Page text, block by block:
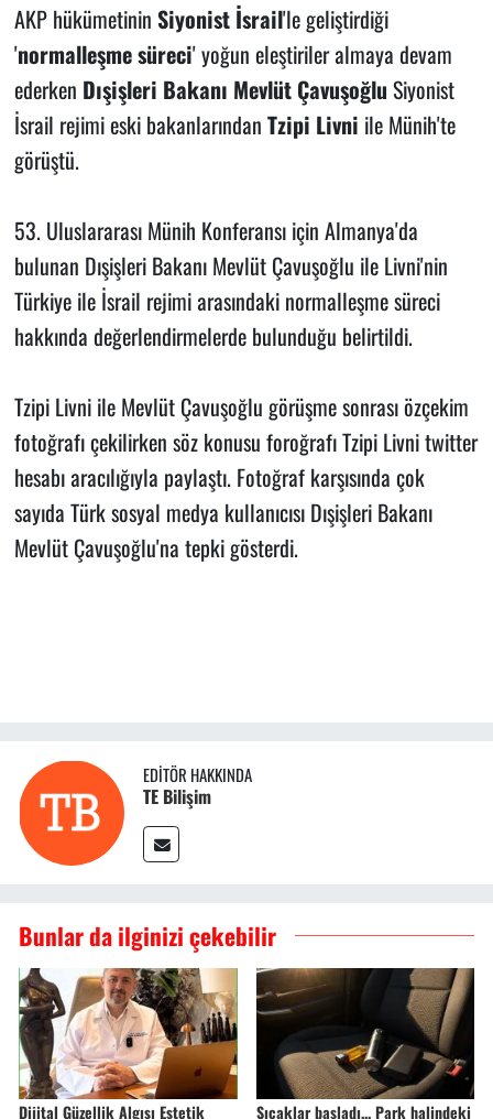
AKP hükümetinin Siyonist İsrail'le geliştirdiği
'normalleşme süreci' yoğun eleştiriler almaya devam
ederken Dışişleri Bakanı Mevlüt Çavuşoğlu Siyonist
İsrail rejimi eski bakanlarından Tzipi Livni ile Münih'te
görüştü.
53. Uluslararası Münih Konferansı için Almanya'da
bulunan Dışişleri Bakanı Mevlüt Çavuşoğlu ile Livni'nin
Türkiye ile İsrail rejimi arasındaki normalleşme süreci
hakkında değerlendirmelerde bulunduğu belirtildi.
Tzipi Livni ile Mevlüt Çavuşoğlu görüşme sonrası özçekim
fotoğrafı çekilirken söz konusu foroğrafı Tzipi Livni twitter
hesabı aracılığıyla paylaştı. Fotoğraf karşısında çok
sayıda Türk sosyal medya kullanıcısı Dışişleri Bakanı
Mevlüt Çavuşoğlu'na tepki gösterdi.
EDITÖR HAKKINDA
TE Bilişim
Bunlar da ilginizi çekebilir
Dijital Güzellik Algısı Estetik Sıcaklar başladı... Park halindeki